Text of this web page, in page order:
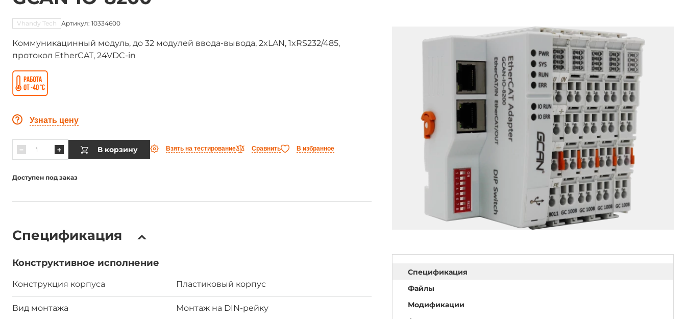
Vhandy Tech Артикул: 10334600
Коммуникацинный модуль, до 32 модулей ввода-вывода, 2xLAN, 1xRS232/485,
протокол EtherCAT, 24VDC-in
Узнать цену
В корзину Взять на тестирование Сравнить В избранное
Доступен под заказ
Спецификация
Конструктивное исполнение
Конструкция корпуса Пластиковый корпус
Вид монтажа Монтаж на DIN-рейку
Спецификация
Файлы
Модификации